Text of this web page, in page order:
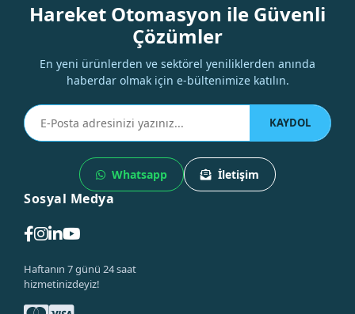
Hareket Otomasyon ile Güvenli
Çözümler
En yeni ürünlerden ve sektörel yeniliklerden anında
haberdar olmak için e-bültenimize katılın.
KAYDOL
Whatsapp İletişim
Sosyal Medya
Haftanın 7 günü 24 saat
hizmetinizdeyiz!